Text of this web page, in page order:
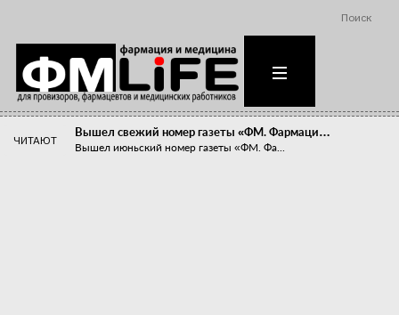
Поиск
ЧИТАЮТ
Вышел свежий номер газеты «ФМ. Фармаци…
Вышел июньский номер газеты «ФМ. Фа...